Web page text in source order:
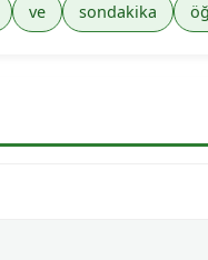
ve sondakika